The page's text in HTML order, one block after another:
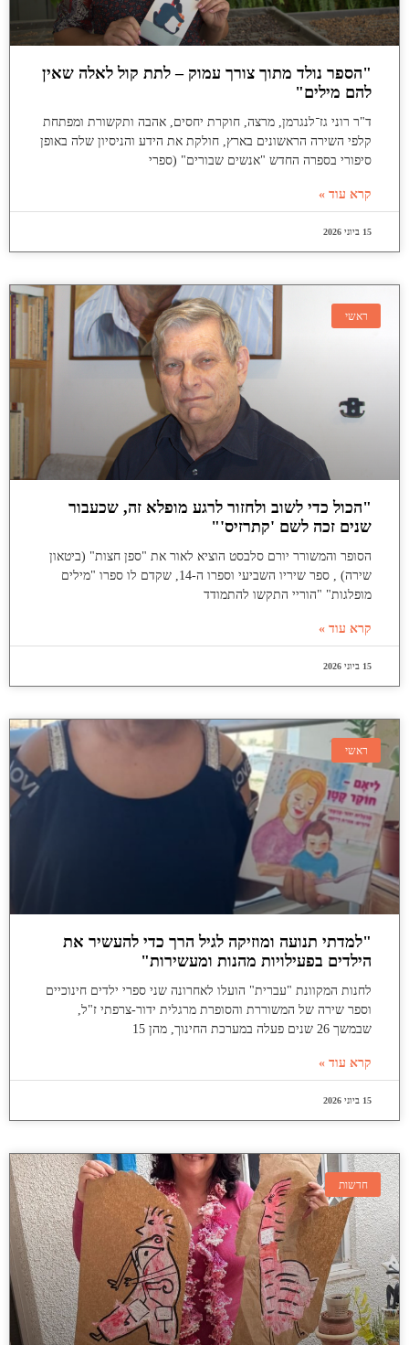
"הספר נולד מתוך צורך עמוק – לתת קול לאלה שאין
להם מילים"
ד"ר רוני גז־לנגרמן, מרצה, חוקרת יחסים, אהבה ותקשורת ומפתחת
קלפי השירה הראשונים בארץ, חולקת את הידע והניסיון שלה באופן
סיפורי בספרה החדש "אנשים שבורים" (ספרי
קרא עוד »
15 ביוני 2026
ראשי
"הכול כדי לשוב ולחזור לרגע מופלא זה, שכעבור
שנים זכה לשם 'קתרזיס'"
הסופר והמשורר יורם סלבסט הוציא לאור את "ספן חצות" (ביטאון
שירה) , ספר שיריו השביעי וספרו ה-14, שקדם לו ספרו "מילים
מופלגות" "הוריי התקשו להתמודד
קרא עוד »
15 ביוני 2026
ראשי
"למדתי תנועה ומוזיקה לגיל הרך כדי להעשיר את
הילדים בפעילויות מהנות ומעשירות"
לחנות המקוונת "עברית" הועלו לאחרונה שני ספרי ילדים חינוכיים
וספר שירה של המשוררת והסופרת מרגלית ידור-צרפתי ז"ל,
שבמשך 26 שנים פעלה במערכת החינוך, מהן 15
קרא עוד »
15 ביוני 2026
חדשות